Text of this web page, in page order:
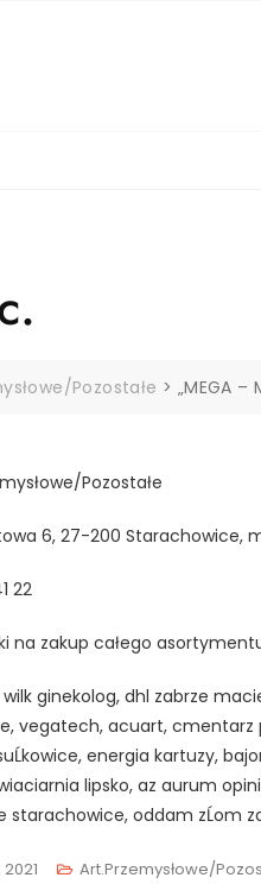
Pozostałe > „MEGA –
Pozostałe
6, 27-200 Starachowice,
22
na zakup całego
ginekolog, dhl zabrze
vegatech, acuart, cmentarz
energia kartuzy,
lipsko, az aurum
starachowice, oddam zĹom
2021 Art.przemysłowe/